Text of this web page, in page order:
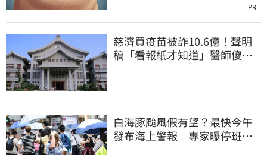
PR
慈濟買疫苗被詐10.6億！聲明
稿「看報紙才知道」醫師傻
白海豚颱風假有望？最快今午
發布海上警報 專家曝停班停